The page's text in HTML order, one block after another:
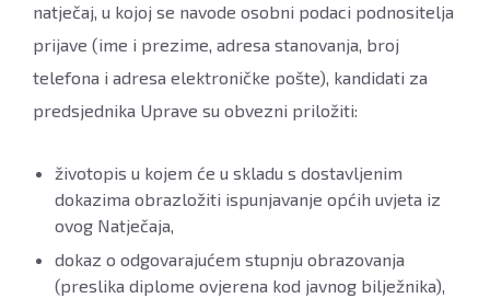
natječaj, u kojoj se navode osobni podaci podnositelja
prijave (ime i prezime, adresa stanovanja, broj
telefona i adresa elektroničke pošte), kandidati za
predsjednika Uprave su obvezni priložiti:
životopis u kojem će u skladu s dostavljenim
dokazima obrazložiti ispunjavanje općih uvjeta iz
ovog Natječaja,
dokaz o odgovarajućem stupnju obrazovanja
(preslika diplome ovjerena kod javnog bilježnika),